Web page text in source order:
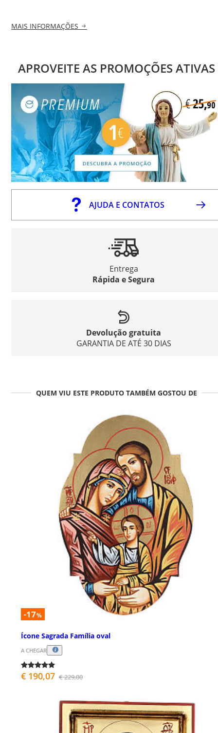
MAIS INFORMAÇÕES
APROVEITE AS PROMOÇÕES ATIVAS
AJUDA E CONTATOS
Entrega
Rápida e Segura
Devolução gratuita
GARANTIA DE ATÉ 30 DIAS
QUEM VIU ESTE PRODUTO TAMBÉM GOSTOU DE
-17%
Ícone Sagrada Família oval
A CHEGAR
€ 190,07 € 229,00